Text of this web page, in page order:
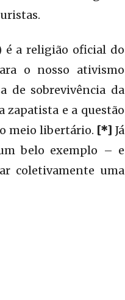
é a religião oficial do
o nosso ativismo
de sobrevivência da
zapatista e a questão
meio libertário. [*] Já
belo exemplo – e
coletivamente uma